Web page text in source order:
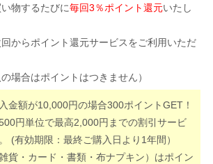
物するたびに毎回3％ポイント還元いたし
からポイント還元サービスをご利用いただ
場合はポイントはつきません）
金額が10,000円の場合300ポイントGET！
円単位で最高2,000円までの割引サービ
(有効期限：最終ご購入日より1年間）
貨・カード・書類・布ナプキン）はポイン